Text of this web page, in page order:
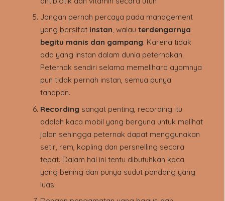
Jangan pernah percaya pada management
yang bersifat instan, walauterdengarnya
begitu manis dan gampang. Karena tidak
ada yang instan dalam dunia peternakan.
Peternak sendiri selama memelihara ayamnya
pun tidak pernah instan, semua punya
tahapan.
Recording sangat penting, recording itu
adalah kaca mobil yang berguna untuk melihat
jalan sehingga peternak dapat menggunakan
setir, rem, kopling dan persnelling secara
tepat. Dalam hal ini tentu dibutuhkan kaca
yang bening dan punya sudut pandang yang
luas.